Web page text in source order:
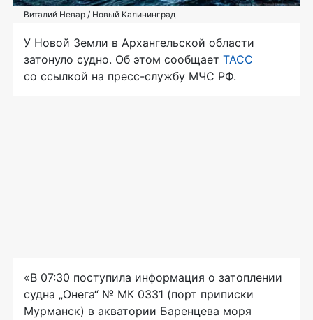
Виталий Невар / Новый Калининград
У Новой Земли в Архангельской области
затонуло судно. Об этом сообщает ТАСС
со ссылкой на пресс-службу МЧС РФ.
«В 07:30 поступила информация о затоплении
судна „Онега“ № МК 0331 (порт приписки
Мурманск) в акватории Баренцева моря